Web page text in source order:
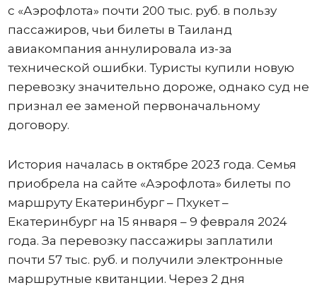
с «Аэрофлота» почти 200 тыс. руб. в пользу
пассажиров, чьи билеты в Таиланд
авиакомпания аннулировала из-за
технической ошибки. Туристы купили новую
перевозку значительно дороже, однако суд не
признал ее заменой первоначальному
договору.
История началась в октябре 2023 года. Семья
приобрела на сайте «Аэрофлота» билеты по
маршруту Екатеринбург – Пхукет –
Екатеринбург на 15 января – 9 февраля 2024
года. За перевозку пассажиры заплатили
почти 57 тыс. руб. и получили электронные
маршрутные квитанции. Через 2 дня